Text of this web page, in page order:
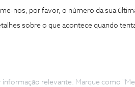
nos, por favor, o número da sua
sobre o que acontece quando
relevante. Marque como